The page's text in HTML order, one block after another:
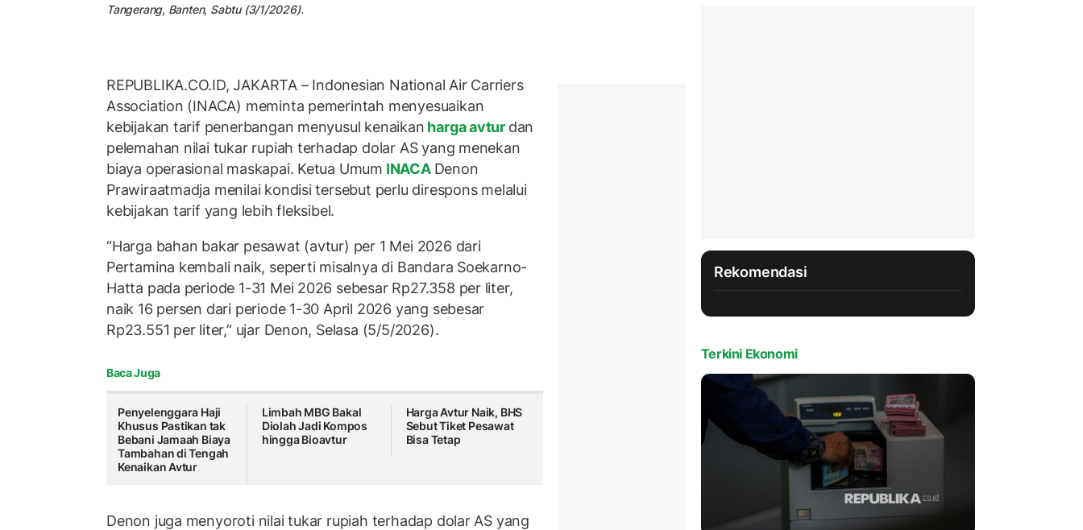
Tangerang, Banten, Sabtu (3/1/2026).
REPUBLIKA.CO.ID, JAKARTA – Indonesian National Air Carriers
Association (INACA) meminta pemerintah menyesuaikan
kebijakan tarif penerbangan menyusul kenaikan harga avtur dan
pelemahan nilai tukar rupiah terhadap dolar AS yang menekan
biaya operasional maskapai. Ketua Umum INACA Denon
Prawiraatmadja menilai kondisi tersebut perlu direspons melalui
kebijakan tarif yang lebih fleksibel.
“Harga bahan bakar pesawat (avtur) per 1 Mei 2026 dari
Pertamina kembali naik, seperti misalnya di Bandara Soekarno-
Hatta pada periode 1-31 Mei 2026 sebesar Rp27.358 per liter,
naik 16 persen dari periode 1-30 April 2026 yang sebesar
Rp23.551 per liter,” ujar Denon, Selasa (5/5/2026).
Baca Juga
Penyelenggara Haji
Khusus Pastikan tak
Bebani Jamaah Biaya
Tambahan di Tengah
Kenaikan Avtur
Limbah MBG Bakal
Diolah Jadi Kompos
hingga Bioavtur
Harga Avtur Naik, BHS
Sebut Tiket Pesawat
Bisa Tetap
Denon juga menyoroti nilai tukar rupiah terhadap dolar AS yang
Rekomendasi
Terkini Ekonomi